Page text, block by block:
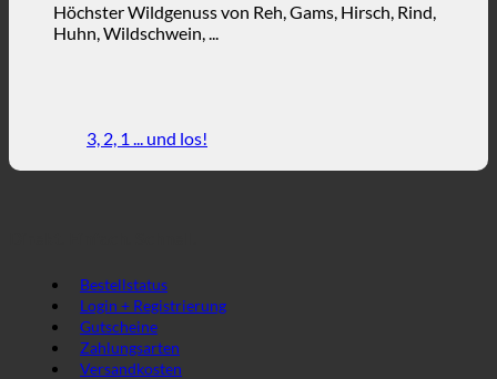
Höchster Wildgenuss von Reh, Gams, Hirsch, Rind,
Huhn, Wildschwein, ...
3, 2, 1 ... und los!
Bestellstatus
Login + Registrierung
Gutscheine
Zahlungsarten
Versandkosten